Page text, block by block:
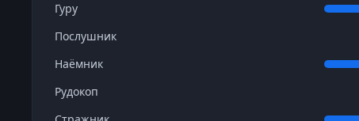
Гуру
Послушник
Наёмник
Рудокоп